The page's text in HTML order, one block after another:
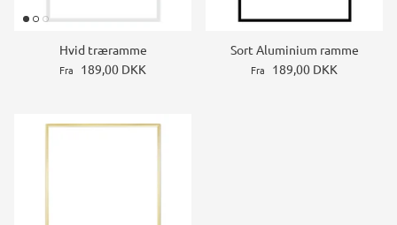
Hvid træramme
Fra 189,00 DKK
Sort Aluminium ramme
Fra 189,00 DKK